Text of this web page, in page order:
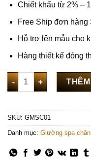
Chiết khấu từ 2% –
Free Ship đơn hàng
Hỗ trợ lên mẫu cho
Hàng thiết kế đóng
Giường massage cao
SKU: GMSC01
Danh mục: Giường spa